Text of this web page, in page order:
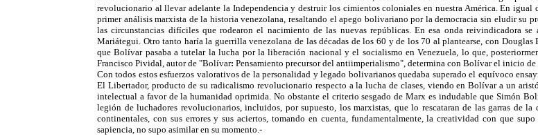
revolucionario al llevar adelante la Independencia y destruir los cimientos coloniales en nuestra América. En
primer análisis marxista de la historia venezolana, resaltando el apego bolivariano por la democracia sin eludir su
las circunstancias difíciles que rodearon el nacimiento de las nuevas repúblicas. En esa onda reivindicadora
Mariátegui. Otro tanto haría la guerrilla venezolana de las décadas de los 60 y de los 70 al plantearse, con
que Bolívar pasaba a tutelar la lucha por la liberación nacional y el socialismo en Venezuela, lo que,
Francisco Pividal, autor de "Bolívar: Pensamiento precursor del antiimperialismo", determina con Bolívar el inicio
Con todos estos esfuerzos valorativos de la personalidad y legado bolivarianos quedaba superado el equívoco
El Libertador, producto de su radicalismo revolucionario respecto a la lucha de clases, viendo en Bolívar a un
intelectual a favor de la humanidad oprimida. No obstante el criterio sesgado de Marx es indudable que Simón
legión de luchadores revolucionarios, incluidos, por supuesto, los marxistas, que lo rescataran de las garras de
continentales, con sus errores y sus aciertos, tomando en cuenta, fundamentalmente, la creatividad con que
sapiencia, no supo asimilar en su momento.-